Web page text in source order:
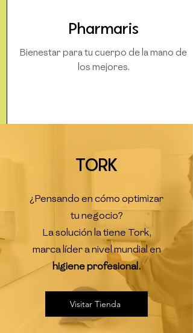
Pharmaris
Bienestar para tu cuerpo de la mano de
los mejores.
TORK
¿Pensando en cómo optimizar
tu negocio?
La solución la tiene Tork,
marca líder a nivel mundial en
higiene profesional.
Visitar Tienda